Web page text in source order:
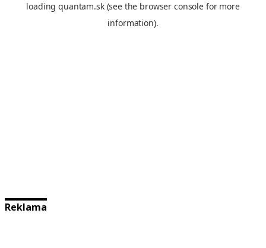
Reklama